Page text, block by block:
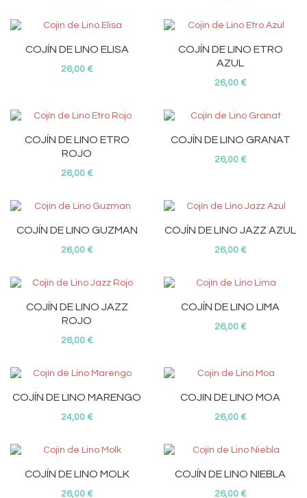
COJÍN DE LINO ELISA
26,00 €
COJÍN DE LINO ETRO
AZUL
26,00 €
COJÍN DE LINO ETRO
ROJO
26,00 €
COJÍN DE LINO GRANAT
26,00 €
COJÍN DE LINO GUZMAN
26,00 €
COJÍN DE LINO JAZZ AZUL
26,00 €
COJÍN DE LINO JAZZ
ROJO
26,00 €
COJÍN DE LINO LIMA
26,00 €
COJÍN DE LINO MARENGO
24,00 €
COJIN DE LINO MOA
26,00 €
COJÍN DE LINO MOLK
26,00 €
COJÍN DE LINO NIEBLA
26,00 €